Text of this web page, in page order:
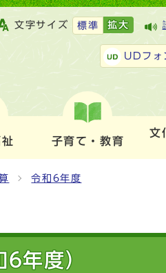
文字サイズ 標準 拡大
UDフォ
子育て・教育
文
令和6年度
年度）